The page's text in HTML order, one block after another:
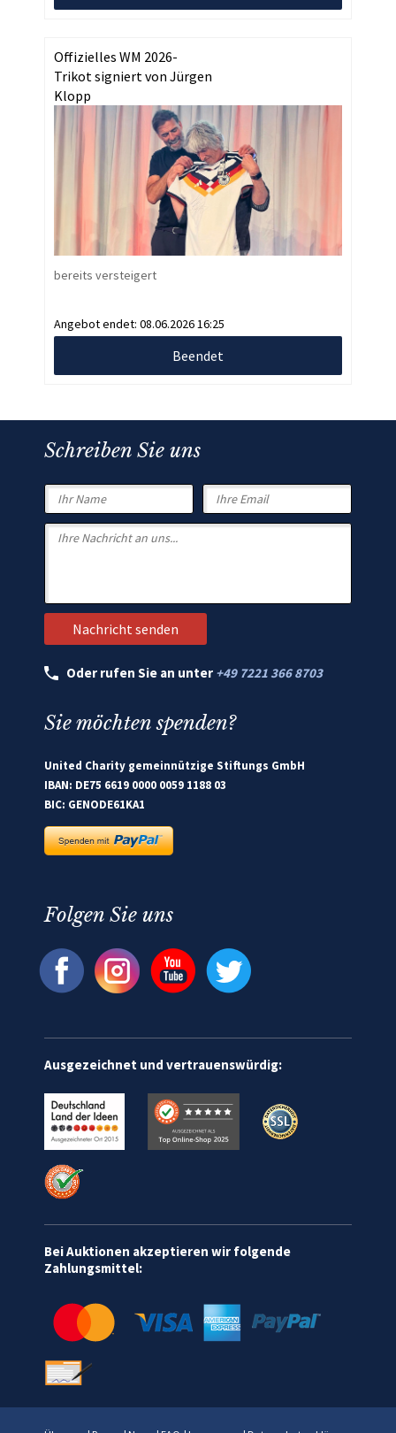
Offizielles WM 2026-
Trikot signiert von Jürgen
Klopp
bereits versteigert
Angebot endet: 08.06.2026 16:25
Beendet
Schreiben Sie uns
Oder rufen Sie an unter +49 7221 366 8703
Sie möchten spenden?
United Charity gemeinnützige Stiftungs GmbH
IBAN: DE75 6619 0000 0059 1188 03
BIC: GENODE61KA1
Folgen Sie uns
Ausgezeichnet und vertrauenswürdig:
Bei Auktionen akzeptieren wir folgende
Zahlungsmittel: